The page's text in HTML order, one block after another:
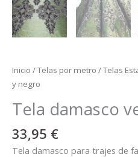
Inicio /Telas por metro /Telas
y negro
Tela damasco
33,95 €
Tela damasco para trajes de